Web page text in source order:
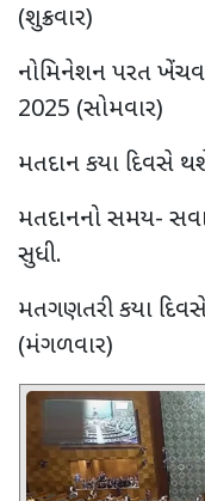
(શુક્રવાર)
નોમિનેશન પરત
2025 (સોમવાર)
મતદાન કયા દિવસે
મતદાનનો સમય-
સુધી.
મતગણતરી કયા
(મંગળવાર)